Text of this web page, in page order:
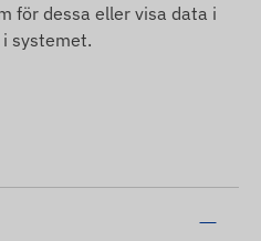
för dessa eller visa data i
systemet.